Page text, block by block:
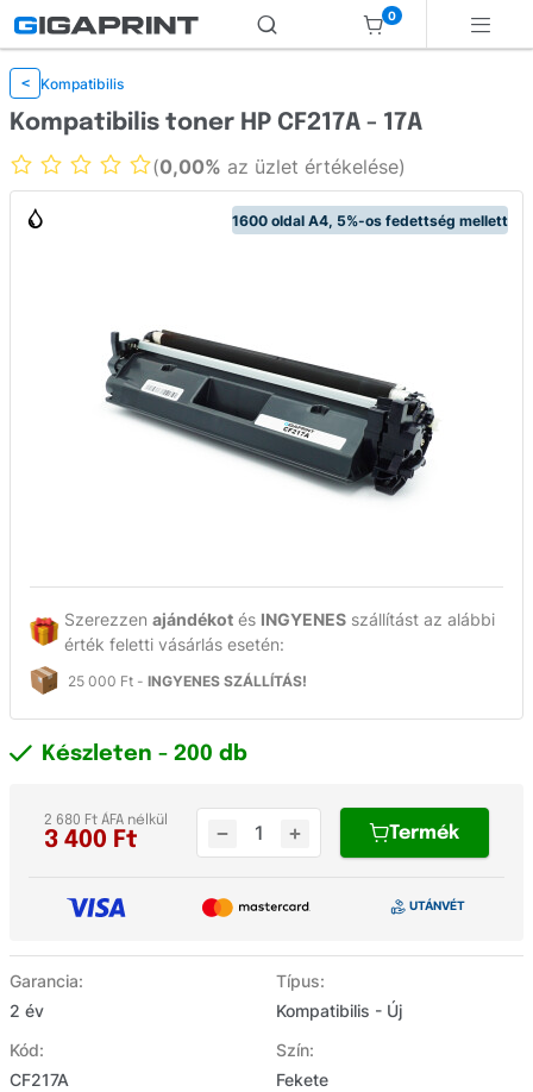
0
< Kompatibilis
1600 oldal A4, 5%-os fedettség mellett
Szerezzen ajándékot és INGYENES szállítást az alábbi
érték feletti vásárlás esetén:
25 000 Ft - INGYENES SZÁLLÍTÁS!
Kompatibilis toner HP CF217A - 17A
(0,00% az üzlet értékelése)
Garancia:
2 év
Típus:
Kompatibilis - Új
Kód:
CF217A
Szín:
Fekete
Készleten - 200 db
3 400 Ft
2 680 Ft ÁFA nélkül
Termék